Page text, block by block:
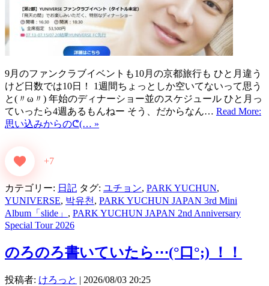
9月のファンクラブイベントも10月の京都旅行も ひと月違う
けど日数では10日！ 1週間ちょっとしか空いてないって思う
と(〃ω〃) 年始のディナーショー並のスケジュール ひと月っ
ていったら4週あるもんねー そう、だからなん… Read More:
思い込みからのᕦ⁠(… »
+7
カテゴリー: 日記 タグ: ユチョン, PARK YUCHUN,
YUNIVERSE, 박유천 , PARK YUCHUN JAPAN 3rd Mini
Album「slide」 , PARK YUCHUN JAPAN 2nd Anniversary
Special Tour 2026
のろのろ書いていたら⋯(°口°;) ！！
投稿者: けろっと | 2026/08/03 20:25